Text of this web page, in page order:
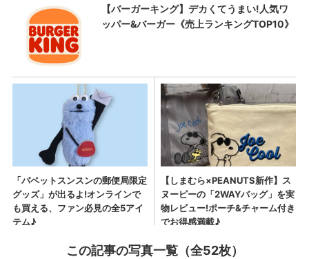
この記事の写真一覧（全52枚）